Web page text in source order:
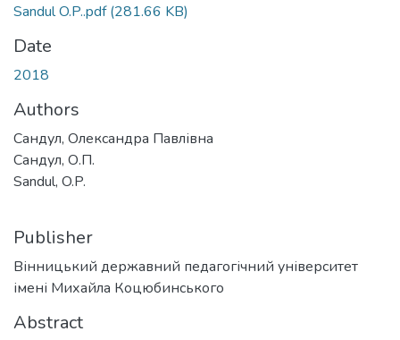
Sandul O.P..pdf(281.66 KB)
Date
2018
Authors
Сандул, Олександра Павлівна
Сандул, О.П.
Sandul, O.P.
Publisher
Вінницький державний педагогічний університет
імені Михайла Коцюбинського
Abstract